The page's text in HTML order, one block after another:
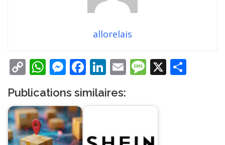
allorelais
Copy
Link
WhatsApp
Messenger
Facebook
LinkedIn
EmailMessage
X
Publications similaires: